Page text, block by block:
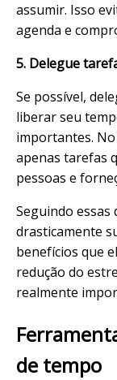
assumir. Isso
agenda e
5. Delegue
Se possível,
liberar seu
importantes.
apenas tarefas
pessoas e
Seguindo essas
drasticamente
benefícios que
redução do
realmente
de tempo